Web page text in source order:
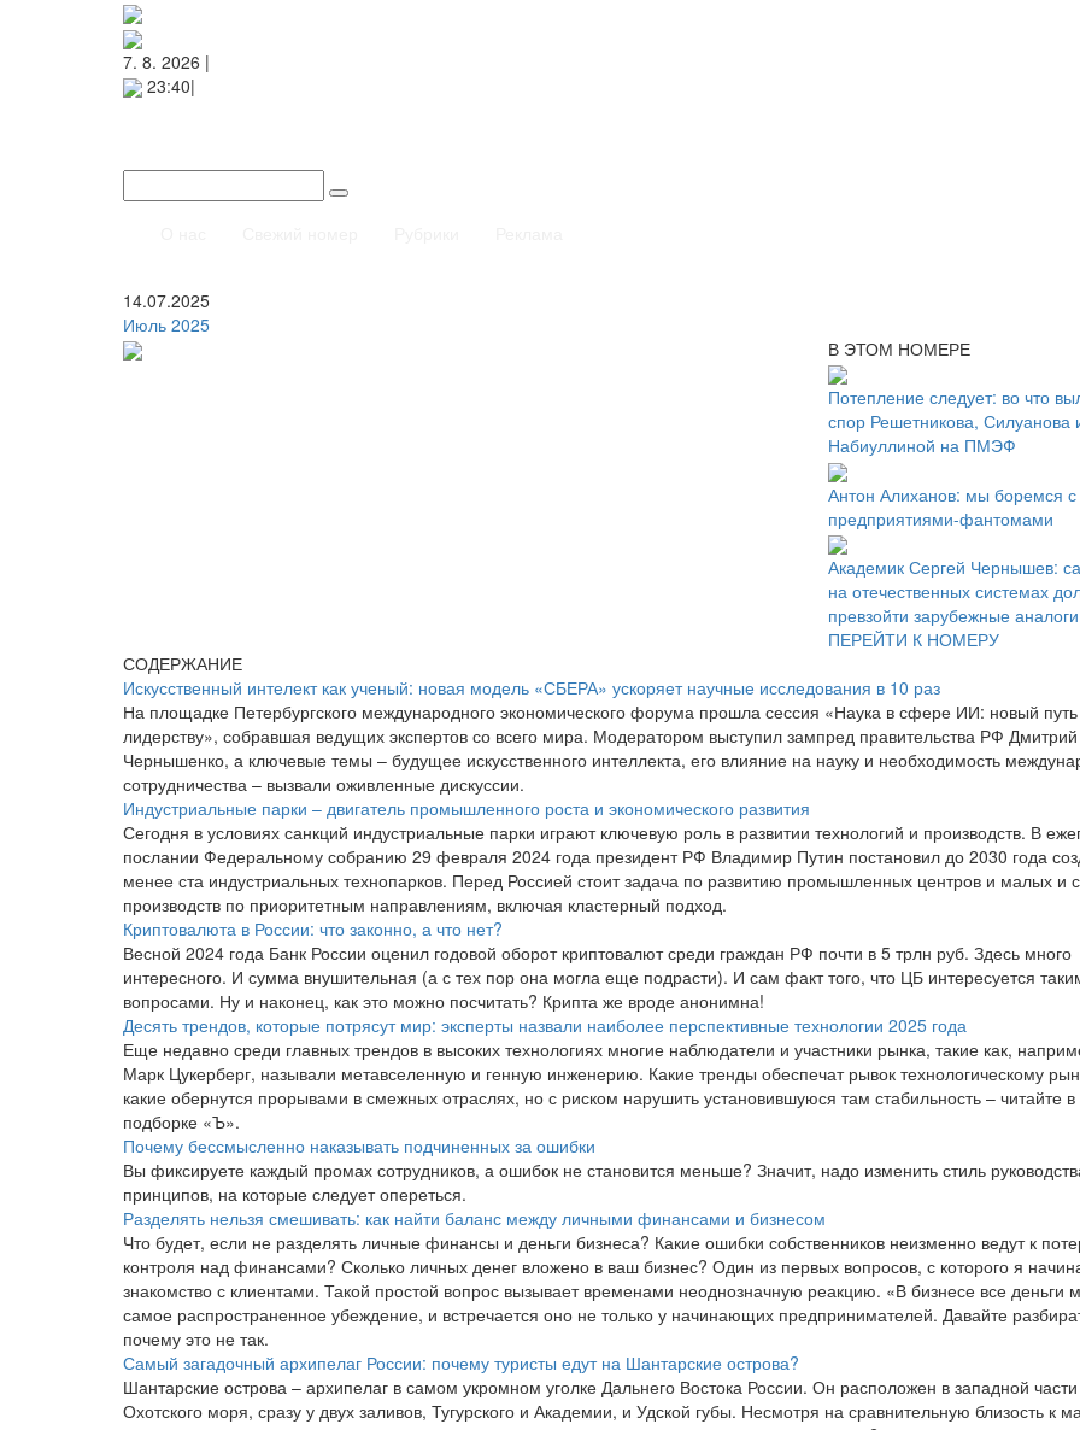
7. 8. 2026 |
23:40|
14.07.2025
Июль 2025
В ЭТОМ НОМЕРЕ
Потепление следует: во что
спор Решетникова, Силуанова
Набиуллиной на ПМЭФ
Антон Алиханов: мы боремся с
предприятиями-фантомами
Академик Сергей Чернышев:
на отечественных системах
превзойти зарубежные аналоги
ПЕРЕЙТИ К НОМЕРУ
СОДЕРЖАНИЕ
Искусственный интелект как ученый: новая модель «СБЕРА» ускоряет научные исследования в 10 раз
На площадке Петербургского международного экономического форума прошла сессия «Наука в сфере ИИ: новый путь
лидерству», собравшая ведущих экспертов со всего мира. Модератором выступил зампред правительства РФ Дмитрий
Чернышенко, а ключевые темы – будущее искусственного интеллекта, его влияние на науку и необходимость
сотрудничества – вызвали оживленные дискуссии.
Индустриальные парки – двигатель промышленного роста и экономического развития
Сегодня в условиях санкций индустриальные парки играют ключевую роль в развитии технологий и производств. В
послании Федеральному собранию 29 февраля 2024 года президент РФ Владимир Путин постановил до 2030 года
менее ста индустриальных технопарков. Перед Россией стоит задача по развитию промышленных центров и малых и
производств по приоритетным направлениям, включая кластерный подход.
Криптовалюта в России: что законно, а что нет?
Весной 2024 года Банк России оценил годовой оборот криптовалют среди граждан РФ почти в 5 трлн руб. Здесь много
интересного. И сумма внушительная (а с тех пор она могла еще подрасти). И сам факт того, что ЦБ интересуется
вопросами. Ну и наконец, как это можно посчитать? Крипта же вроде анонимна!
Десять трендов, которые потрясут мир: эксперты назвали наиболее перспективные технологии 2025 года
Еще недавно среди главных трендов в высоких технологиях многие наблюдатели и участники рынка, такие как,
Марк Цукерберг, называли метавселенную и генную инженерию. Какие тренды обеспечат рывок технологическому
какие обернутся прорывами в смежных отраслях, но с риском нарушить установившуюся там стабильность – читайте в
подборке «Ъ».
Почему бессмысленно наказывать подчиненных за ошибки
Вы фиксируете каждый промах сотрудников, а ошибок не становится меньше? Значит, надо изменить стиль
принципов, на которые следует опереться.
Разделять нельзя смешивать: как найти баланс между личными финансами и бизнесом
Что будет, если не разделять личные финансы и деньги бизнеса? Какие ошибки собственников неизменно ведут к
контроля над финансами? Сколько личных денег вложено в ваш бизнес? Один из первых вопросов, с которого я
знакомство с клиентами. Такой простой вопрос вызывает временами неоднозначную реакцию. «В бизнесе все деньги
самое распространенное убеждение, и встречается оно не только у начинающих предпринимателей. Давайте
почему это не так.
Самый загадочный архипелаг России: почему туристы едут на Шантарские острова?
Шантарские острова – архипелаг в самом укромном уголке Дальнего Востока России. Он расположен в западной части
Охотского моря, сразу у двух заливов, Тугурского и Академии, и Удской губы. Несмотря на сравнительную близость к